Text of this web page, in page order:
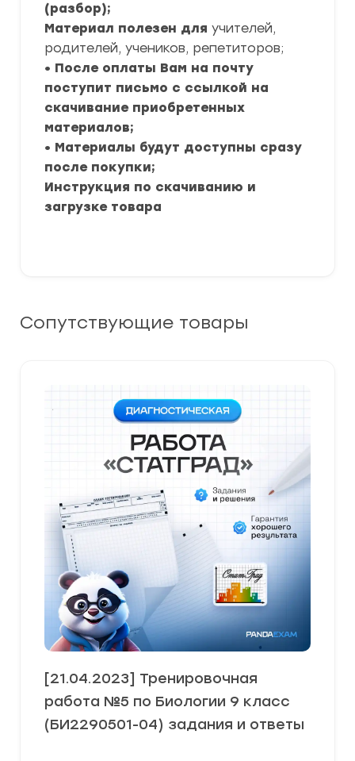
(разбор);
Материал полезен для учителей,
родителей, учеников, репетиторов;
• После оплаты Вам на почту
поступит письмо с ссылкой на
скачивание приобретенных
материалов;
• Материалы будут доступны сразу
после покупки;
Инструкция по скачиванию и
загрузке товара
Сопутствующие товары
[21.04.2023] Тренировочная
работа №5 по Биологии 9 класс
(БИ2290501-04) задания и ответы